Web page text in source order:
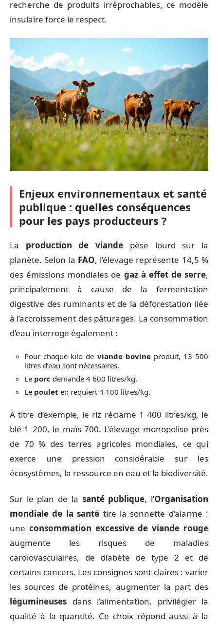
recherche de produits irréprochables, ce modèle
insulaire force le respect.
Enjeux environnementaux et santé
publique : quelles conséquences
pour les pays producteurs ?
La production de viande pèse lourd sur la
planète. Selon la FAO, l’élevage représente 14,5 %
des émissions mondiales de gaz à effet de serre,
principalement à cause de la fermentation
digestive des ruminants et de la déforestation liée
à l’accroissement des pâturages. La consommation
d’eau interroge également :
Pour chaque kilo de viande bovineproduit, 13 500
litres d’eau sont nécessaires.
Le porc demande 4 600 litres/kg.
Le poulet en requiert 4 100 litres/kg.
À titre d’exemple, le riz réclame 1 400 litres/kg, le
blé 1 200, le maïs 700. L’élevage monopolise près
de 70 % des terres agricoles mondiales, ce qui
exerce une pression considérable sur les
écosystèmes, la ressource en eau et la biodiversité.
Sur le plan de la santé publique, l’Organisation
mondiale de la santé tire la sonnette d’alarme :
une consommation excessive de viande rouge
augmente les risques de maladies
cardiovasculaires, de diabète de type 2 et de
certains cancers. Les consignes sont claires : varier
les sources de protéines, augmenter la part des
légumineuses dans l’alimentation, privilégier la
qualité à la quantité. Ce choix répond aussi à la